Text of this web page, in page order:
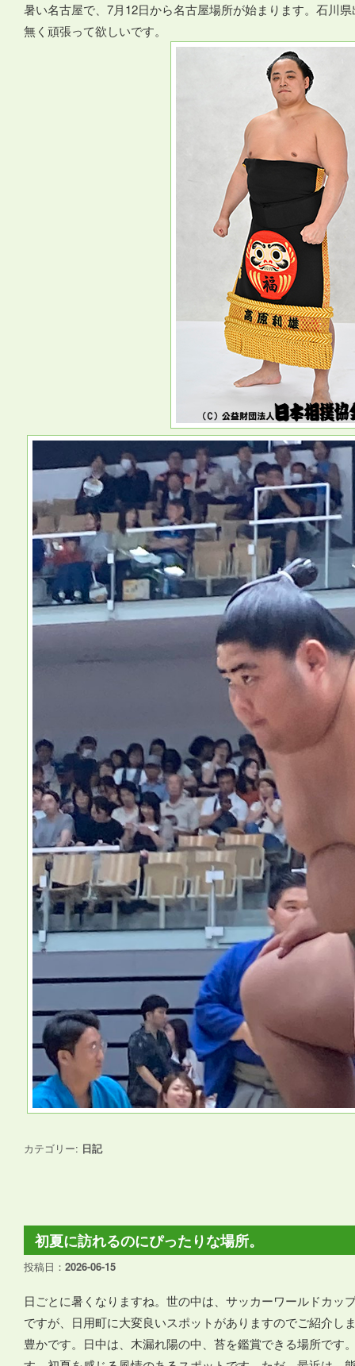
暑い名古屋で、7月12日から名古屋場所が始まります。石川
無く頑張って欲しいです。
カテゴリー: 日記
初夏に訪れるのにぴったりな場所。
投稿日： 2026-06-15
日ごとに暑くなりますね。世の中は、サッカーワールドカッ
ですが、日用町に大変良いスポットがありますのでご紹介し
豊かです。日中は、木漏れ陽の中、苔を鑑賞できる場所です